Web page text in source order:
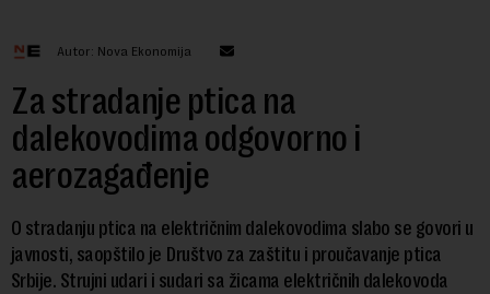
Autor: Nova Ekonomija
Za stradanje ptica na
dalekovodima odgovorno i
aerozagađenje
O stradanju ptica na električnim dalekovodima slabo se govori u
javnosti, saopštilo je Društvo za zaštitu i proučavanje ptica
Srbije. Strujni udari i sudari sa žicama električnih dalekovoda